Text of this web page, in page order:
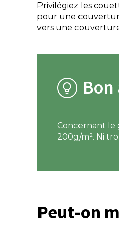
Privilégiez les
pour une
vers une
Bon
Concernant le
200g/m². Ni
Peut-on